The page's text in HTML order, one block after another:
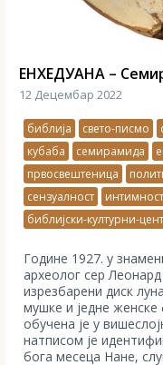
ЕНХЕДУАНА –
12 Децембар 2022
библија свето-писмо
кубаба
семирамида
првосвештеница
сензуалност
интимност
библијски-културни-
Године 1927. у
археолог сер
изрезбарени диск
мушке и једне
обучена је у
натписом је
бога месеца Нане,